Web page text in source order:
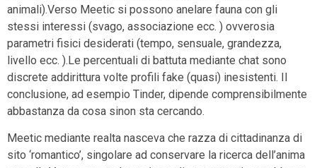
animali).Verso Meetic si possono anelare fauna con gli
stessi interessi (svago, associazione ecc. ) ovverosia
parametri fisici desiderati (tempo, sensuale, grandezza,
livello ecc. ).Le percentuali di battuta mediante chat sono
discrete addirittura volte profili fake (quasi) inesistenti. Il
conclusione, ad esempio Tinder, dipende comprensibilmente
abbastanza da cosa sinon sta cercando.
Meetic mediante realta nasceva che razza di cittadinanza di
sito ‘romantico’, singolare ad conservare la ricerca dell’anima